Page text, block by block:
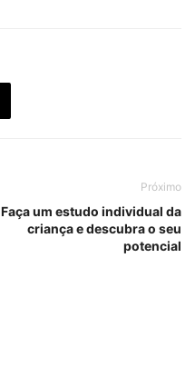
Próximo
Faça um estudo individual da
criança e descubra o seu
potencial